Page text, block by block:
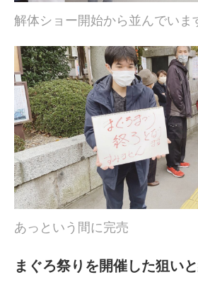
解体ショー開始から並んでいま
あっという間に完売
まぐろ祭りを開催した狙い